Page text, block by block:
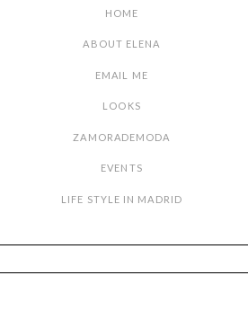
HOME
ABOUT ELENA
EMAIL ME
LOOKS
ZAMORADEMODA
EVENTS
LIFE STYLE IN MADRID